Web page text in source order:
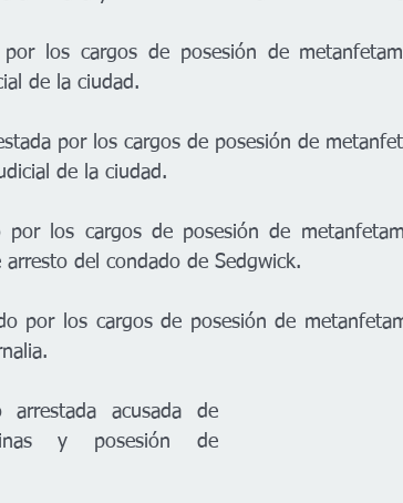
los cargos de posesión de
de la ciudad.
por los cargos de posesión de
de la ciudad.
por los cargos de posesión de
del condado de Sedgwick.
por los cargos de posesión de
arrestada acusada de
y posesión de